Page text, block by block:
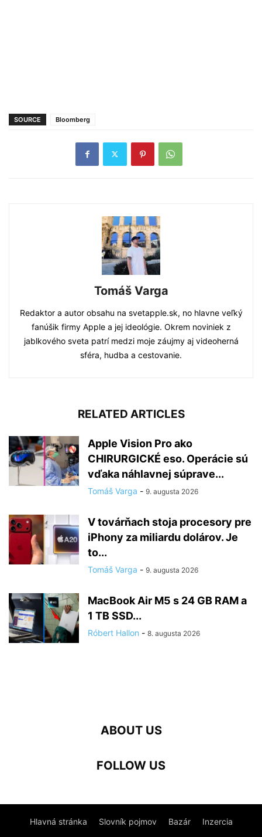
SOURCE Bloomberg
Tomáš Varga
Redaktor a autor obsahu na svetapple.sk, no hlavne veľký
fanúšik firmy Apple a jej ideológie. Okrem noviniek z
jablkového sveta patrí medzi moje záujmy aj videoherná
sféra, hudba a cestovanie.
RELATED ARTICLES
Apple Vision Pro ako
CHIRURGICKÉ eso. Operácie sú
vďaka náhlavnej súprave...
Tomáš Varga - 9. augusta 2026
V továrňach stoja procesory pre
iPhony za miliardu dolárov. Je
to...
Tomáš Varga - 9. augusta 2026
MacBook Air M5 s 24 GB RAM a
1 TB SSD...
Róbert Hallon - 8. augusta 2026
ABOUT US
FOLLOW US
Hlavná stránka Slovník pojmov Bazár Inzercia